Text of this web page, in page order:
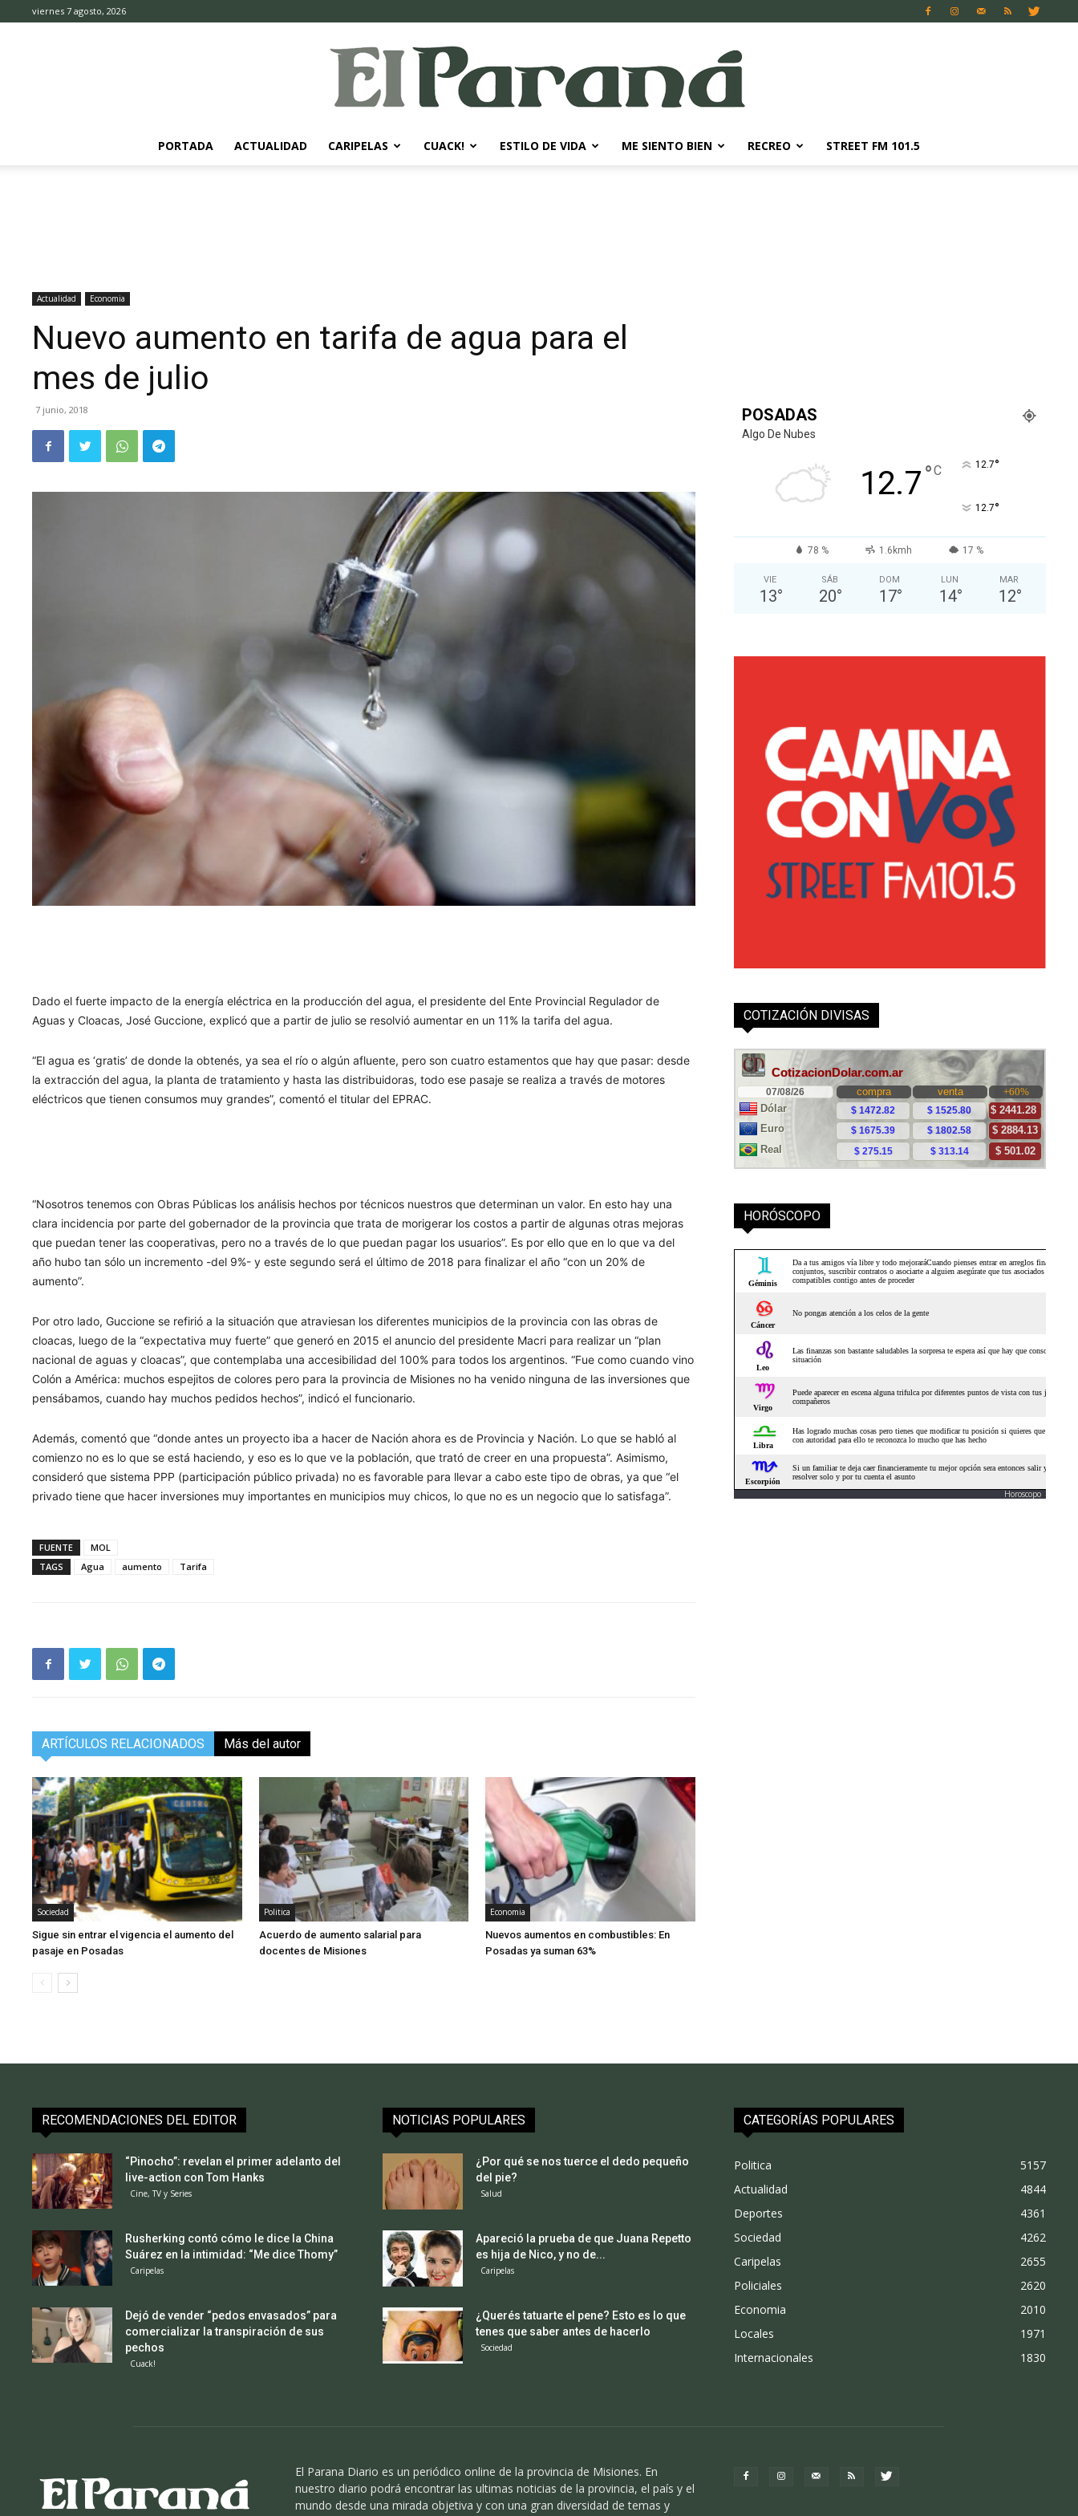
viernes 7 agosto, 2026
PORTADA ACTUALIDAD CARIPELAS CUACK! ESTILO DE VIDA ME SIENTO BIEN RECREO STREET FM 101.5
Actualidad Economia
Nuevo aumento en tarifa de agua para el
mes de julio
7 junio, 2018
Dado el fuerte impacto de la energía eléctrica en la producción del agua, el presidente del Ente Provincial Regulador de
Aguas y Cloacas, José Guccione, explicó que a partir de julio se resolvió aumentar en un 11% la tarifa del agua.
“El agua es ‘gratis’ de donde la obtenés, ya sea el río o algún afluente, pero son cuatro estamentos que hay que pasar: desde
la extracción del agua, la planta de tratamiento y hasta las distribuidoras, todo ese pasaje se realiza a través de motores
eléctricos que tienen consumos muy grandes”, comentó el titular del EPRAC.
“Nosotros tenemos con Obras Públicas los análisis hechos por técnicos nuestros que determinan un valor. En esto hay una
clara incidencia por parte del gobernador de la provincia que trata de morigerar los costos a partir de algunas otras mejoras
que puedan tener las cooperativas, pero no a través de lo que puedan pagar los usuarios”. Es por ello que en lo que va del
año hubo tan sólo un incremento -del 9%- y este segundo será el último de 2018 para finalizar el año “con un 20% de
aumento”.
Por otro lado, Guccione se refirió a la situación que atraviesan los diferentes municipios de la provincia con las obras de
cloacas, luego de la “expectativa muy fuerte” que generó en 2015 el anuncio del presidente Macri para realizar un “plan
nacional de aguas y cloacas”, que contemplaba una accesibilidad del 100% para todos los argentinos. “Fue como cuando vino
Colón a América: muchos espejitos de colores pero para la provincia de Misiones no ha venido ninguna de las inversiones que
pensábamos, cuando hay muchos pedidos hechos”, indicó el funcionario.
Además, comentó que “donde antes un proyecto iba a hacer de Nación ahora es de Provincia y Nación. Lo que se habló al
comienzo no es lo que se está haciendo, y eso es lo que ve la población, que trató de creer en una propuesta”. Asimismo,
consideró que sistema PPP (participación público privada) no es favorable para llevar a cabo este tipo de obras, ya que “el
privado tiene que hacer inversiones muy importantes en municipios muy chicos, lo que no es un negocio que lo satisfaga”.
FUENTE
MOL
TAGS
Agua aumento Tarifa
ARTÍCULOS RELACIONADOS Más del autor
Sociedad
Sigue sin entrar el vigencia el aumento del
pasaje en Posadas
Politica
Acuerdo de aumento salarial para
docentes de Misiones
Economia
Nuevos aumentos en combustibles: En
Posadas ya suman 63%
POSADAS
Algo De Nubes
12.7°C 12.7°
12.7°
78 % 1.6kmh 17 %
VIE
13°
SÁB
20°
DOM
17°
LUN
14°
MAR
12°
COTIZACIÓN DIVISAS
HORÓSCOPO
Horoscopo
RECOMENDACIONES DEL EDITOR
“Pinocho”: revelan el primer adelanto del
live-action con Tom Hanks
Cine, TV y Series
Rusherking contó cómo le dice la China
Suárez en la intimidad: “Me dice Thomy”
Caripelas
Dejó de vender “pedos envasados” para
comercializar la transpiración de sus
pechos
Cuack!
NOTICIAS POPULARES
¿Por qué se nos tuerce el dedo pequeño
del pie?
Salud
Apareció la prueba de que Juana Repetto
es hija de Nico, y no de...
Caripelas
¿Querés tatuarte el pene? Esto es lo que
tenes que saber antes de hacerlo
Sociedad
CATEGORÍAS POPULARES
Politica
5157
Actualidad
4844
Deportes
4361
Sociedad
4262
Caripelas
2655
Policiales
2620
Economia
2010
Locales
1971
Internacionales
1830
El Parana Diario es un periódico online de la provincia de Misiones. En
nuestro diario podrá encontrar las ultimas noticias de la provincia, el país y el
mundo desde una mirada objetiva y con una gran diversidad de temas y